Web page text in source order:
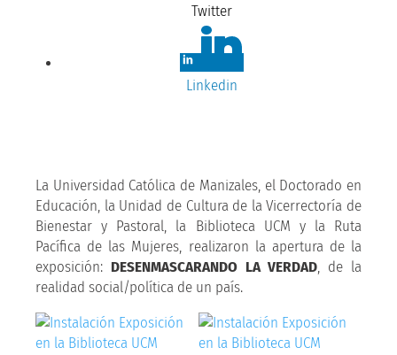
Twitter
Linkedin
La Universidad Católica de Manizales, el Doctorado en
Educación, la Unidad de Cultura de la Vicerrectoría de
Bienestar y Pastoral, la Biblioteca UCM y la Ruta
Pacífica de las Mujeres, realizaron la apertura de la
exposición: DESENMASCARANDO LA VERDAD, de la
realidad social/política de un país.